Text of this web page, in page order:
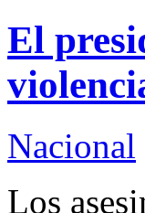
El
Nacional
Los